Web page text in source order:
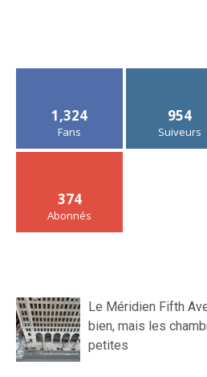
1,324
Fans
954
Suiveurs
374
Abonnés
Le Méridien Fifth
bien, mais les
petites